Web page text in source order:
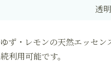
透
ず・レモンの天然エッセ
利用可能です。